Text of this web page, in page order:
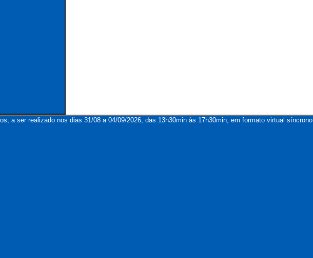
a ser realizado nos dias 31/08 a 04/09/2026, das 13h30min às 17h30min, em formato virtual síncrono